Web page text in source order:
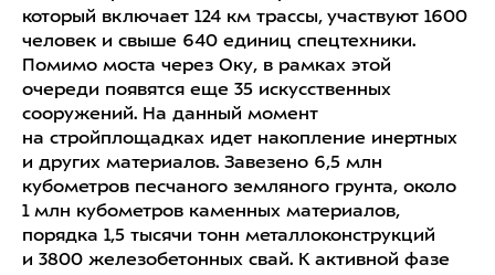
который включает 124 км трассы, участвуют 1600
человек и свыше 640 единиц спецтехники.
Помимо моста через Оку, в рамках этой
очереди появятся еще 35 искусственных
сооружений. На данный момент
на стройплощадках идет накопление инертных
и других материалов. Завезено 6,5 млн
кубометров песчаного земляного грунта, около
1 млн кубометров каменных материалов,
порядка 1,5 тысячи тонн металлоконструкций
и 3800 железобетонных свай. К активной фазе